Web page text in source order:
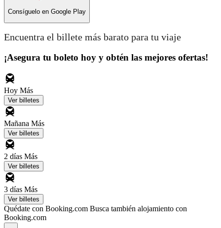
Consíguelo en Google Play
Encuentra el billete más barato para tu viaje
¡Asegura tu boleto hoy y obtén las mejores ofertas!
Hoy Más
Ver billetes
Mañana Más
Ver billetes
2 días Más
Ver billetes
3 días Más
Ver billetes
Quédate con Booking.com Busca también alojamiento con
Booking.com